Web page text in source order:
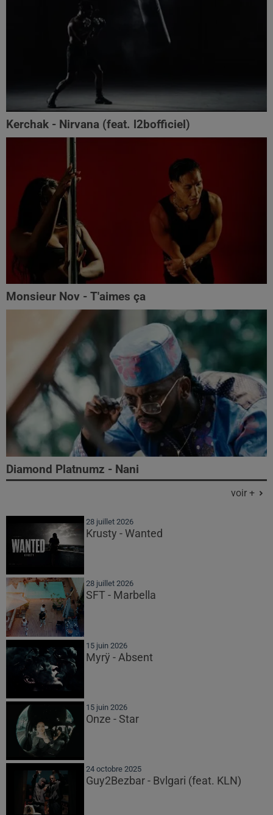
Kerchak - Nirvana (feat. ‪l2bofficiel‬)
Monsieur Nov - T'aimes ça
Diamond Platnumz - Nani
voir +
28 juillet 2026
Krusty - Wanted
28 juillet 2026
SFT - Marbella
15 juin 2026
Myrÿ - Absent
15 juin 2026
Onze - Star
24 octobre 2025
Guy2Bezbar - Bvlgari (feat. KLN)